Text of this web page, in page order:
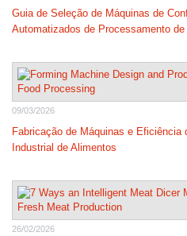
Guia de Seleção de Máquinas de
Automatizados de Processamento de
09/03/2026
Fabricação de Máquinas e Eficiência
Industrial de Alimentos
26/02/2026